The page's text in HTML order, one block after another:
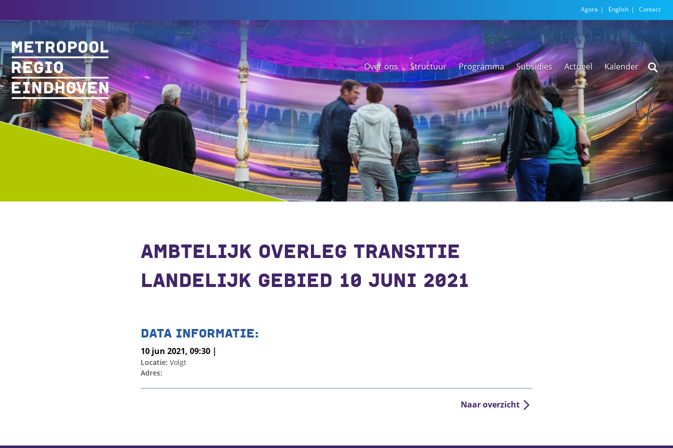
Agora English Contact
Over ons Structuur Programma
Regionale
versnellingstafel
Beethoven Wonen
Subsidies
VEX-regeling
Actueel
Nieuwsarchief
Kalender
AMBTELIJK OVERLEG TRANSITIE
LANDELIJK GEBIED 10 JUNI 2021
DATA INFORMATIE:
10 jun 2021, 09:30 |
Locatie: Volgt
Adres:
Naar overzicht